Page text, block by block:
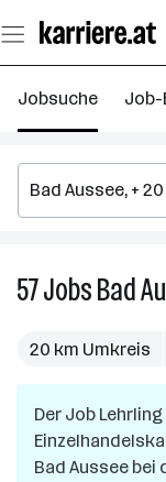
Seiteninhalt
springen
Jobsuche Job-
57JobsBad
20 km Umkreis
Der Job Lehrling
Bad Aussee bei